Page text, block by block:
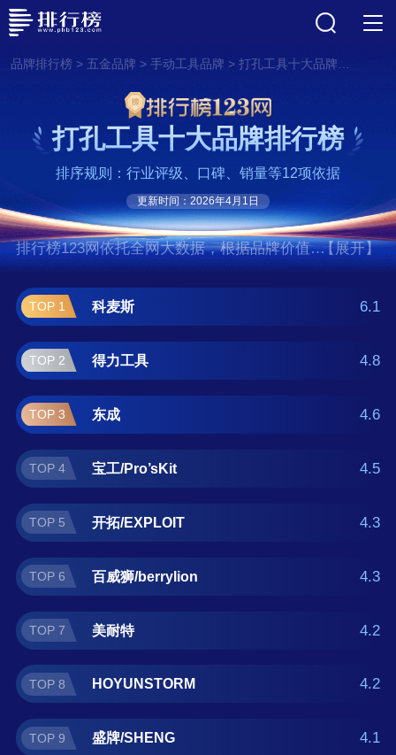
品牌排行榜> 五金品牌 > 手动工具品牌 > 打孔工具十大品牌排行榜
打孔工具十大品牌排行榜
排序规则：行业评级、口碑、销量等12项依据
更新时间：2026年4月1日
排行榜123网依托全网大数据，根据品牌价值、
口碑评价等多项指数评选出了打孔工具十大品
牌排行榜,前十名分别是科麦斯、得力工具、东
成、宝工/Pro’sKit、开拓/EXPLOIT、百威
狮/berrylion、美耐特、HOYUNSTORM、盛
牌/SHENG、普朗德。如果您正在查找打孔工
具什么牌子好？那么本打孔工具十大品牌榜单
可供您作为选购参考，我们致力于用最真实的
用户数据推荐口碑最好的打孔工具品牌，让您
选得放心。(榜单每月更新一次)
【展开】
TOP 1 科麦斯 6.1
TOP 2 得力工具 4.8
TOP 3 东成 4.6
TOP 4 宝工/Pro’sKit 4.5
TOP 5 开拓/EXPLOIT 4.3
TOP 6 百威狮/berrylion 4.3
TOP 7 美耐特 4.2
TOP 8 HOYUNSTORM 4.2
TOP 9 盛牌/SHENG 4.1